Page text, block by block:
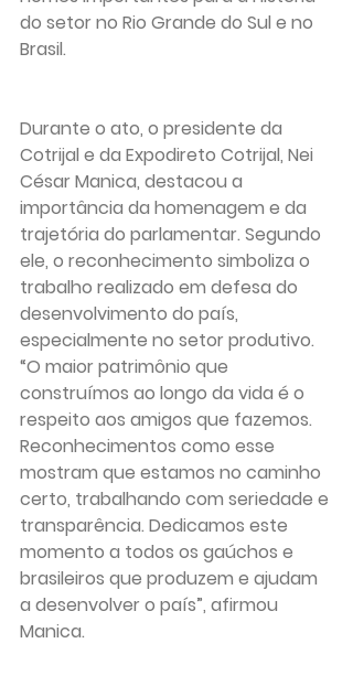
do setor no Rio Grande do Sul e no
Brasil.
Durante o ato, o presidente da
Cotrijal e da Expodireto Cotrijal, Nei
César Manica, destacou a
importância da homenagem e da
trajetória do parlamentar. Segundo
ele, o reconhecimento simboliza o
trabalho realizado em defesa do
desenvolvimento do país,
especialmente no setor produtivo.
“O maior patrimônio que
construímos ao longo da vida é o
respeito aos amigos que fazemos.
Reconhecimentos como esse
mostram que estamos no caminho
certo, trabalhando com seriedade e
transparência. Dedicamos este
momento a todos os gaúchos e
brasileiros que produzem e ajudam
a desenvolver o país”, afirmou
Manica.